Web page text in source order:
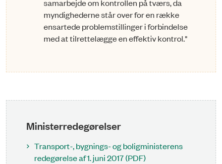
samarbejde om kontrollen på tværs, da
myndighederne står over for en række
ensartede problemstillinger i forbindelse
med at tilrettelægge en effektiv kontrol."
Ministerredegørelser
Transport-, bygnings- og boligministerens
redegørelse af 1. juni 2017 (PDF)